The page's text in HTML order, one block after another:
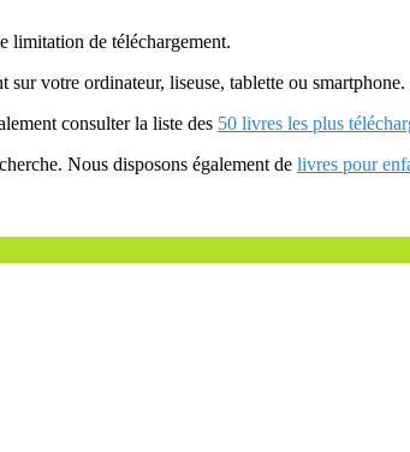
limitation de téléchargement.
votre ordinateur, liseuse, tablette ou smartphone.
consulter la liste des 50 livres les plus
Nous disposons également de livres pour